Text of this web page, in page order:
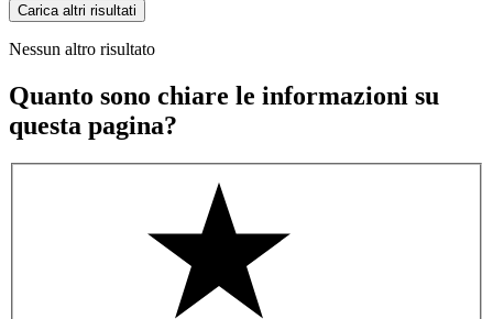
Carica altri risultati
Nessun altro risultato
Quanto sono chiare le informazioni su
questa pagina?